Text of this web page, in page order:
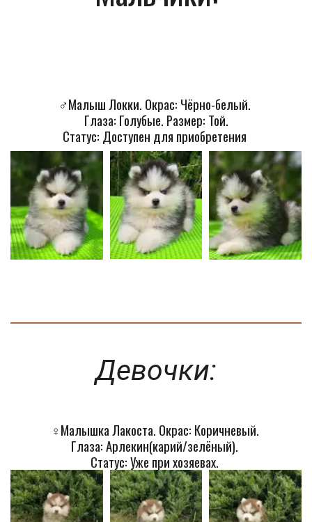
♂️Малыш Локки. Окрас: Чёрно-белый.
Глаза: Голубые. Размер: Той.
Статус: Доступен для приобретения
Девочки:
♀️Малышка Лакоста. Окрас: Коричневый.
Глаза: Арлекин(карий/зелёный).
Статус: Уже при хозяевах.